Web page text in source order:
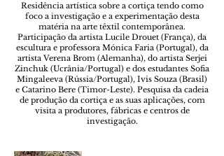
Residência artística sobre a cortiça tendo como
foco a investigação e a experimentação desta
matéria na arte têxtil contemporânea.
Participação da artista Lucile Drouet (França), da
escultura e professora Mónica Faria (Portugal), da
artista Verena Brom (Alemanha), do artista Serjei
Zinchuk (Ucrânia/Portugal) e dos estudantes Sofia
Mingaleeva (Rússia/Portugal), Ivis Souza (Brasil)
e Catarino Bere (Timor-Leste). Pesquisa da cadeia
de produção da cortiça e as suas aplicações, com
visita a produtores, fábricas e centros de
investigação.